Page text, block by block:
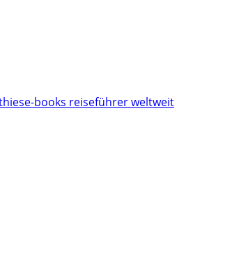
e-books reiseführer weltweit